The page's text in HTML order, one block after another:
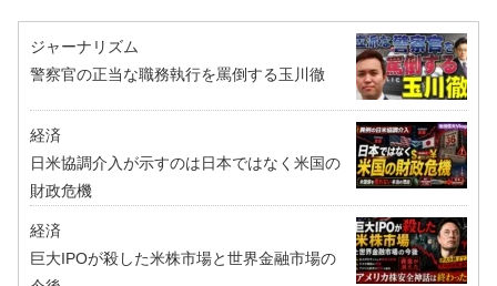
ジャーナリズム
警察官の正当な職務執行を罵倒する玉川徹
経済
日米協調介入が示すのは日本ではなく米国の
財政危機
経済
巨大IPOが殺した米株市場と世界金融市場の